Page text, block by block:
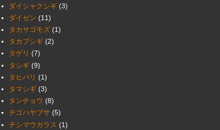
ダイシャクシギ (3)
ダイゼン (11)
タカサゴモズ (1)
タカブシギ (2)
タゲリ (7)
タシギ (9)
タヒバリ (1)
タマシギ (3)
タンチョウ (8)
チゴハヤブサ (5)
チシマウガラス (1)